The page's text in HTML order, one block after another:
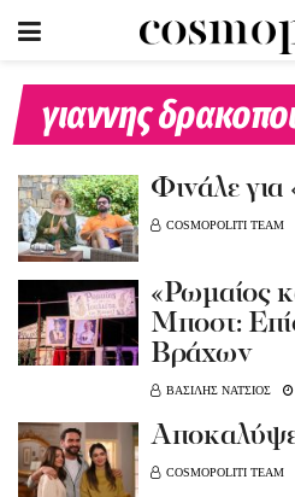
γιαννης
Φινάλε για
COSMOPOLITI TEAM
«Ρωμαίος
Μποστ:
Βράχων
ΒΑΣΙΛΗΣ ΝΑΤΣΙΟΣ
COSMOPOLITI TEAM